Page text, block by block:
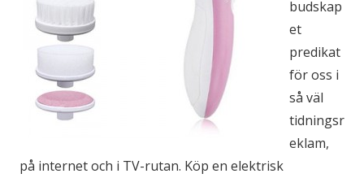
budskap
et
predikat
för oss i
så väl
tidningsr
eklam,
på internet och i TV-rutan. Köp en elektrisk